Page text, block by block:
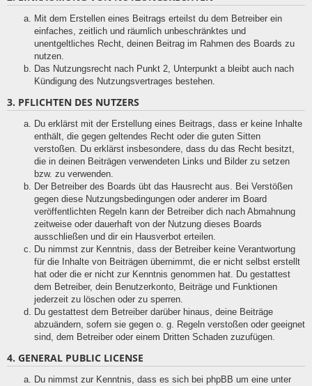
Mit dem Erstellen eines Beitrags erteilst du dem Betreiber ein
einfaches, zeitlich und räumlich unbeschränktes und
unentgeltliches Recht, deinen Beitrag im Rahmen des Boards zu
nutzen.
Das Nutzungsrecht nach Punkt 2, Unterpunkt a bleibt auch nach
Kündigung des Nutzungsvertrages bestehen.
3. PFLICHTEN DES NUTZERS
Du erklärst mit der Erstellung eines Beitrags, dass er keine Inhalte
enthält, die gegen geltendes Recht oder die guten Sitten
verstoßen. Du erklärst insbesondere, dass du das Recht besitzt,
die in deinen Beiträgen verwendeten Links und Bilder zu setzen
bzw. zu verwenden.
Der Betreiber des Boards übt das Hausrecht aus. Bei Verstößen
gegen diese Nutzungsbedingungen oder anderer im Board
veröffentlichten Regeln kann der Betreiber dich nach Abmahnung
zeitweise oder dauerhaft von der Nutzung dieses Boards
ausschließen und dir ein Hausverbot erteilen.
Du nimmst zur Kenntnis, dass der Betreiber keine Verantwortung
für die Inhalte von Beiträgen übernimmt, die er nicht selbst erstellt
hat oder die er nicht zur Kenntnis genommen hat. Du gestattest
dem Betreiber, dein Benutzerkonto, Beiträge und Funktionen
jederzeit zu löschen oder zu sperren.
Du gestattest dem Betreiber darüber hinaus, deine Beiträge
abzuändern, sofern sie gegen o. g. Regeln verstoßen oder geeignet
sind, dem Betreiber oder einem Dritten Schaden zuzufügen.
4. GENERAL PUBLIC LICENSE
Du nimmst zur Kenntnis, dass es sich bei phpBB um eine unter